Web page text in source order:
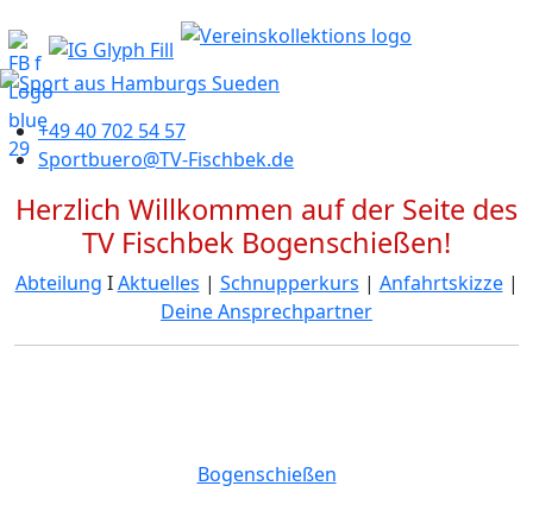
+49 40 702 54 57
Sportbuero@TV-Fischbek.de
Herzlich Willkommen auf der Seite des
TV Fischbek Bogenschießen!
Abteilung ΙAktuelles | Schnupperkurs | Anfahrtskizze|
Deine Ansprechpartner
Bogenschießen